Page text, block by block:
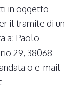
in oggetto
il tramite di un
a: Paolo
29, 38068
o e-mail